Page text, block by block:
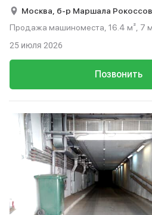
Москва, б-р Маршала
Продажа машиноместа, 16.4 м², 7
Позвонить
25 июля 2026